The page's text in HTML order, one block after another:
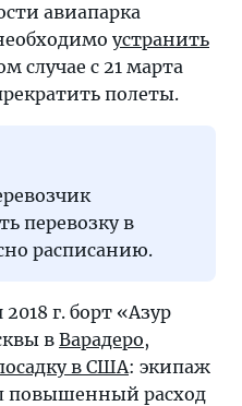
авиапарка
устранить
случае с 21 марта
полеты.
перевозку в
расписанию.
г. борт «Азур
в Варадеро,
в США: экипаж
повышенный расход